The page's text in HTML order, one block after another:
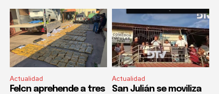
Actualidad
Felcn aprehende a tres
Actualidad
San Julián se moviliza